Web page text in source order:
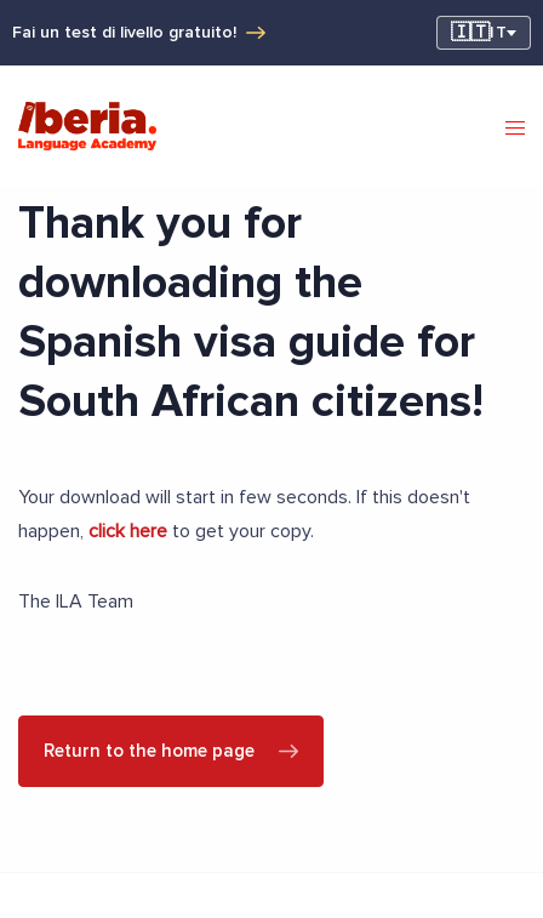
Fai un test di livello gratuito! 🇮🇹IT
Thank you for
downloading the
Spanish visa guide for
South African citizens!
Your download will start in few seconds. If this doesn't
happen, click here to get your copy.
The ILA Team
Return to the home page